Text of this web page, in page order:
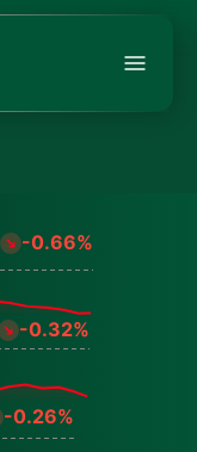
-0.66%
-0.32%
-0.26%